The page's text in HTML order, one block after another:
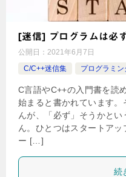
[迷信] プログラムは必
公開日： 2021年6月7日
C/C++迷信集
プログラミン
C言語やC++の入門書を読
始まると書かれています
んが、「必ず」そうかと
ん。ひとつはスタートア
ー […]
続